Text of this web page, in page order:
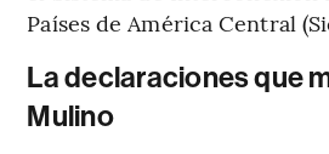
Países de América Central
La declaraciones que
Mulino